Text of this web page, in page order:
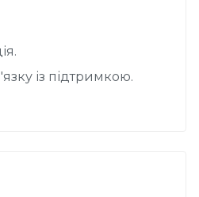
із підтримкою.